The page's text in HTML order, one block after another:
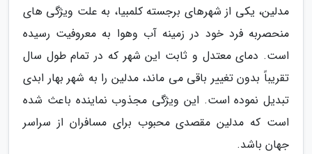
مدلین، یکی از شهرهای برجسته کلمبیا، به علت ویژگی های
منحصربه فرد خود در زمینه آب وهوا به معروفیت رسیده
است. دمای معتدل و ثابت این شهر که در تمام طول سال
تقریباً بدون تغییر باقی می ماند، مدلین را به شهر بهار ابدی
تبدیل نموده است. این ویژگی مجذوب نماینده باعث شده
است که مدلین مقصدی محبوب برای مسافران از سراسر
جهان باشد.